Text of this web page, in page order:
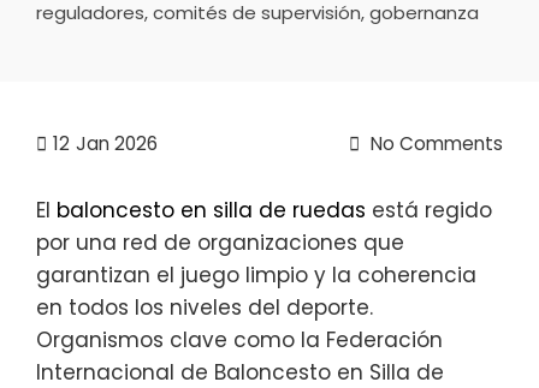
reguladores, comités de supervisión, gobernanza
12 Jan 2026 No Comments
El baloncesto en silla de ruedas está regido
por una red de organizaciones que
garantizan el juego limpio y la coherencia
en todos los niveles del deporte.
Organismos clave como la Federación
Internacional de Baloncesto en Silla de